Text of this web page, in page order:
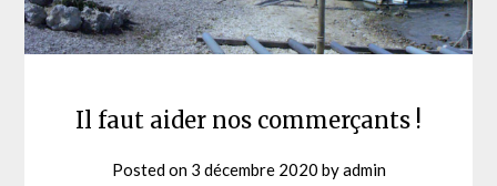
Il faut aider nos commerçants !
Posted on 3 décembre 2020 byadmin